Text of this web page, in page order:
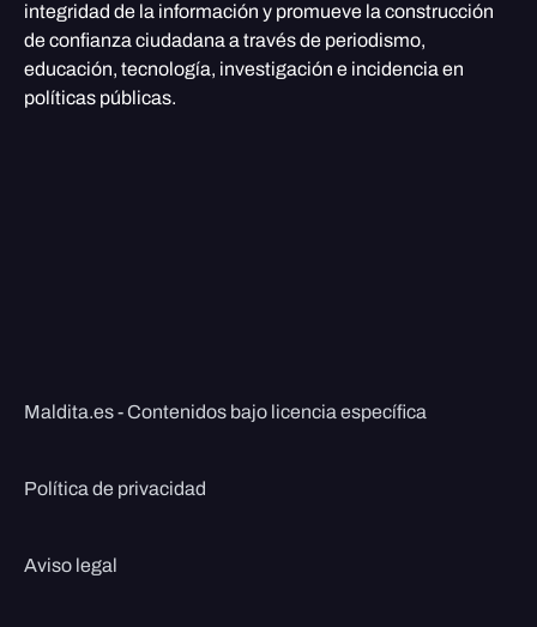
integridad de la información y promueve la construcción
de confianza ciudadana a través de periodismo,
educación, tecnología, investigación e incidencia en
políticas públicas.
Maldita.es - Contenidos bajo licencia específica
Política de privacidad
Aviso legal